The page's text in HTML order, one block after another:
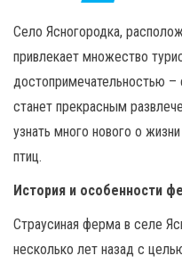
Село Ясногородка,
привлекает множество
достопримечательностью
станет прекрасным
узнать много нового о
птиц.
История и особенности
Страусиная ферма в селе
несколько лет назад с